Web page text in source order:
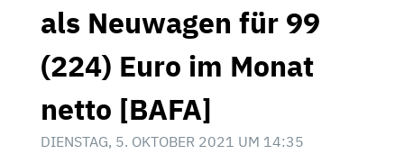
als Neuwagen für 99
(224) Euro im Monat
netto [BAFA]
DIENSTAG, 5. OKTOBER 2021 UM 14:35